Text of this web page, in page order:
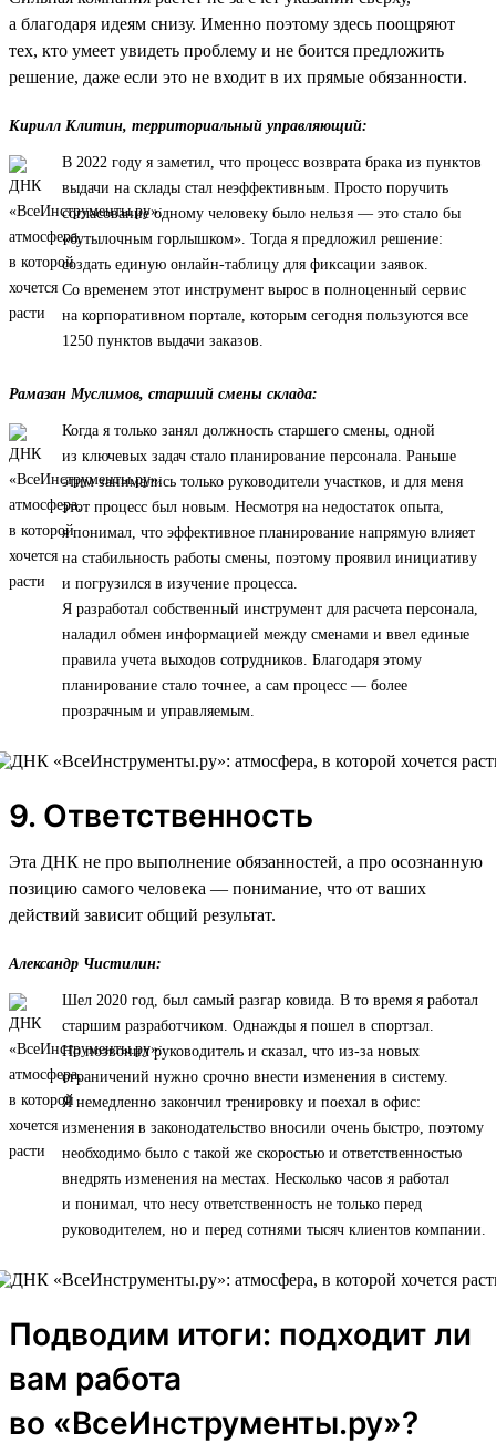
а благодаря идеям снизу. Именно поэтому здесь поощряют
тех, кто умеет увидеть проблему и не боится предложить
решение, даже если это не входит в их прямые обязанности.
Кирилл Клитин, территориальный управляющий:
В 2022 году я заметил, что процесс возврата брака из пунктов
выдачи на склады стал неэффективным. Просто поручить
согласование одному человеку было нельзя — это стало бы
«бутылочным горлышком». Тогда я предложил решение:
создать единую онлайн-таблицу для фиксации заявок.
Со временем этот инструмент вырос в полноценный сервис
на корпоративном портале, которым сегодня пользуются все
1250 пунктов выдачи заказов.
Рамазан Муслимов, старший смены склада:
Когда я только занял должность старшего смены, одной
из ключевых задач стало планирование персонала. Раньше
этим занимались только руководители участков, и для меня
этот процесс был новым. Несмотря на недостаток опыта,
я понимал, что эффективное планирование напрямую влияет
на стабильность работы смены, поэтому проявил инициативу
и погрузился в изучение процесса.
Я разработал собственный инструмент для расчета персонала,
наладил обмен информацией между сменами и ввел единые
правила учета выходов сотрудников. Благодаря этому
планирование стало точнее, а сам процесс — более
прозрачным и управляемым.
9. Ответственность
Эта ДНК не про выполнение обязанностей, а про осознанную
позицию самого человека — понимание, что от ваших
действий зависит общий результат.
Александр Чистилин:
Шел 2020 год, был самый разгар ковида. В то время я работал
старшим разработчиком. Однажды я пошел в спортзал.
Но позвонил руководитель и сказал, что из-за новых
ограничений нужно срочно внести изменения в систему.
Я немедленно закончил тренировку и поехал в офис:
изменения в законодательство вносили очень быстро, поэтому
необходимо было с такой же скоростью и ответственностью
внедрять изменения на местах. Несколько часов я работал
и понимал, что несу ответственность не только перед
руководителем, но и перед сотнями тысяч клиентов компании.
Подводим итоги: подходит ли
вам работа
во «ВсеИнструменты.ру»?